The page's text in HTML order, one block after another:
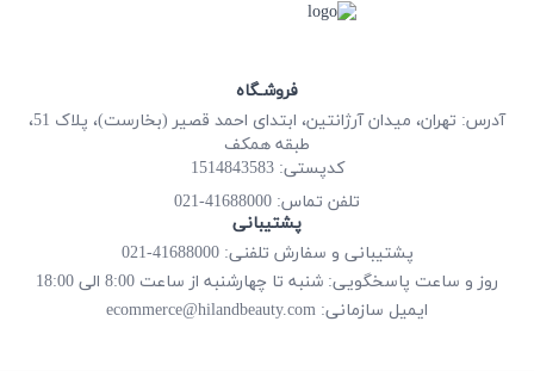
فروشـگاه
آدرس: تهران، میدان آرژانتین، ابتدای احمد قصیر (بخارست)، پلاک 51،
طبقه همکف
کدپستی: 1514843583
تلفن تماس: 41688000-021
پشتیبانی
پشتیبانی و سفارش تلفنی: 41688000-021
روز و ساعت پاسخگویی: شنبه تا چهارشنبه از ساعت 8:00 الی 18:00
ایمیل سازمانی: ecommerce@hilandbeauty.com